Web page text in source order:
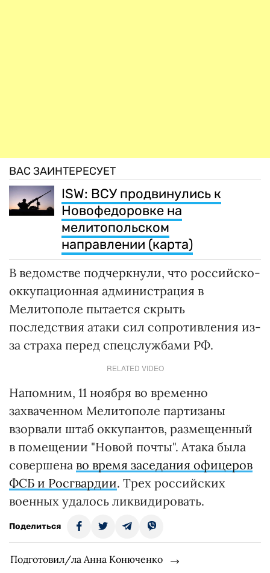
ВАС ЗАИНТЕРЕСУЕТ
ISW: ВСУ продвинулись к
Новофедоровке на
мелитопольском
направлении (карта)
В ведомстве подчеркнули, что российско-
оккупационная администрация в
Мелитополе пытается скрыть
последствия атаки сил сопротивления из-
за страха перед спецслужбами РФ.
RELATED VIDEO
Напомним, 11 ноября во временно
захваченном Мелитополе партизаны
взорвали штаб оккупантов, размещенный
в помещении "Новой почты". Атака была
совершена во время заседания офицеров
ФСБ и Росгвардии. Трех российских
военных удалось ликвидировать.
Поделиться
Подготовил/ла Анна Конюченко